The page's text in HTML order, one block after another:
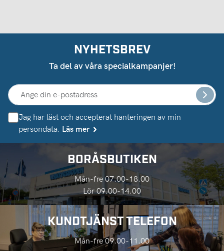
NYHETSBREV
Ta del av våra specialkampanjer!
Jag har läst och accepterat hanteringen av min
persondata. Läs mer
BORÅSBUTIKEN
Mån-fre 07.00-18.00
Lör 09.00-14.00
KUNDTJÄNST TELEFON
Mån-fre 09.00-11.00